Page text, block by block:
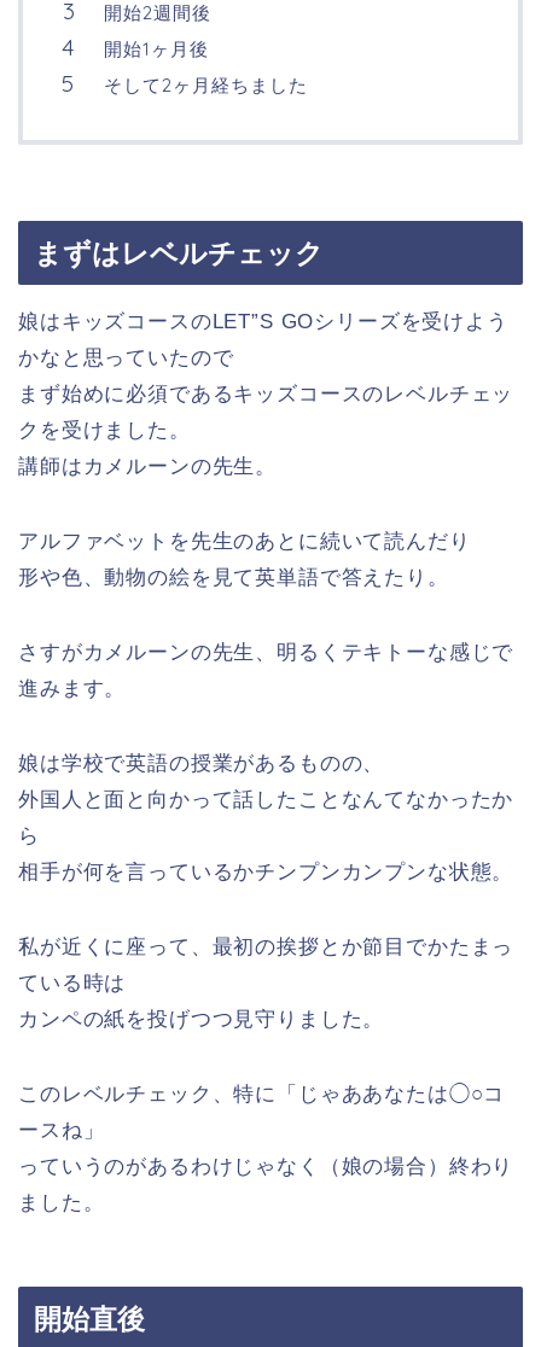
開始2週間後
開始1ヶ月後
そして2ヶ月経ちました
まずはレベルチェック
娘はキッズコースのLET”S GOシリーズを受けよう
かなと思っていたので
まず始めに必須であるキッズコースのレベルチェッ
クを受けました。
講師はカメルーンの先生。
アルファベットを先生のあとに続いて読んだり
形や色、動物の絵を見て英単語で答えたり。
さすがカメルーンの先生、明るくテキトーな感じで
進みます。
娘は学校で英語の授業があるものの、
外国人と面と向かって話したことなんてなかったか
ら
相手が何を言っているかチンプンカンプンな状態。
私が近くに座って、最初の挨拶とか節目でかたまっ
ている時は
カンペの紙を投げつつ見守りました。
このレベルチェック、特に「じゃああなたは◯○コ
ースね」
っていうのがあるわけじゃなく（娘の場合）終わり
ました。
開始直後